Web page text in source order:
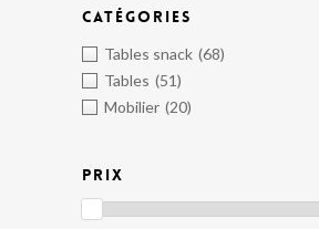
CATÉGORIES
Tables snack (68)
Tables (51)
Mobilier (20)
PRIX